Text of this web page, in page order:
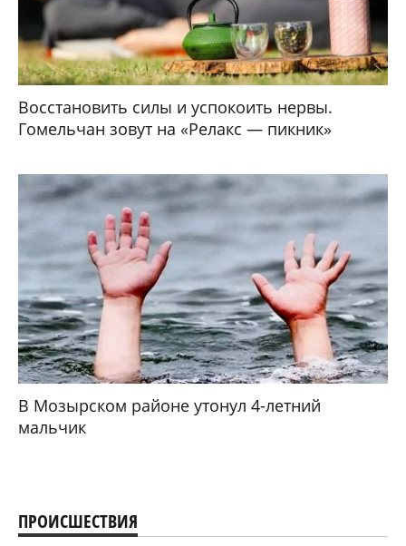
Восстановить силы и успокоить нервы.
Гомельчан зовут на «Релакс — пикник»
В Мозырском районе утонул 4-летний
мальчик
ПРОИСШЕСТВИЯ